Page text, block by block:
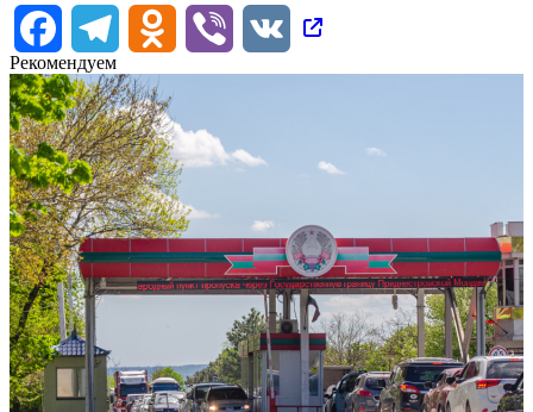
FacebookTelegram Odnoklassniki
Viber
VK
Рекомендуем